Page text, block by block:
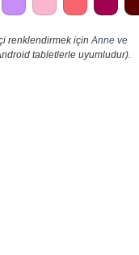
renklendirmek için Anne ve
tabletlerle uyumludur).